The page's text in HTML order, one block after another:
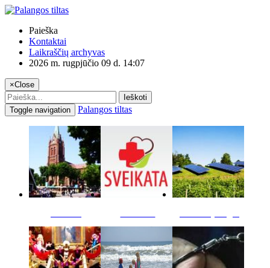
Paieška
Kontaktai
Laikraščių archyvas
2026 m. rugpjūčio 09 d. 14:07
×Close
Ieškoti
Toggle navigation
Palangos tiltas